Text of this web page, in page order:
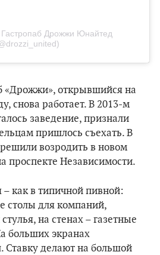
Гастропаб Дрожжи Юнайтед
«Дрожжи», открывшийся на
снова работает. В 2013-м
заведение, признали
пришлось съехать. В
решили возродить в новом
проспекте Независимости.
как в типичной пивной:
столы для компаний,
на стенах – газетные
больших экранах
Ставку делают на большой